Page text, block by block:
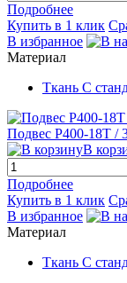
Подробнее
Купить в 1 клик
В избранное
Материал
Ткань С
Подвес P400-18T /
В
Подробнее
Купить в 1 клик
В избранное
Материал
Ткань С